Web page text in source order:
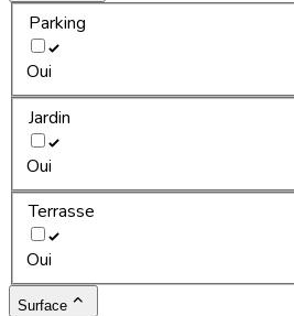
Parking
Oui
Jardin
Oui
Terrasse
Oui
Surface